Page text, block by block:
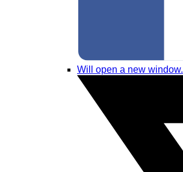
Will open a new window.